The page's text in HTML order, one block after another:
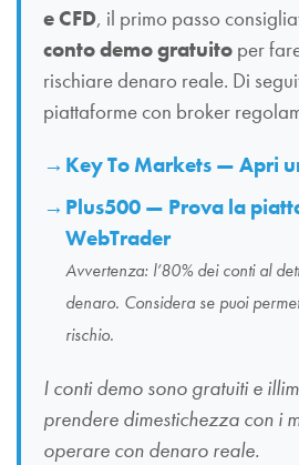
e CFD, il primo passo
conto demo gratuito per
rischiare denaro reale. Di
piattaforme con broker
Key To Markets — Apri
Plus500 — Prova la
WebTrader
Avvertenza: l’80% dei conti al
denaro. Considera se puoi
rischio.
I conti demo sono gratuiti e
prendere dimestichezza con i
operare con denaro reale.